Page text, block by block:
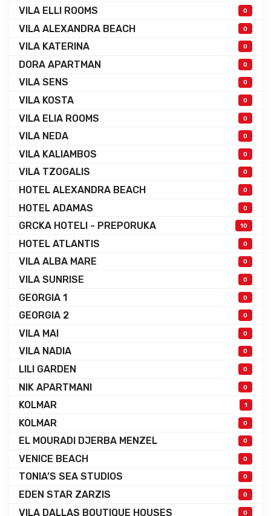
VILA ELLI ROOMS 0
VILA ALEXANDRA BEACH 0
VILA KATERINA 0
DORA APARTMAN 0
VILA SENS 0
VILA KOSTA 0
VILA ELIA ROOMS 0
VILA NEDA 0
VILA KALIAMBOS 0
VILA TZOGALIS 0
HOTEL ALEXANDRA BEACH 0
HOTEL ADAMAS 0
GRCKA HOTELI - PREPORUKA 10
HOTEL ATLANTIS 0
VILA ALBA MARE 0
VILA SUNRISE 0
GEORGIA 1 0
GEORGIA 2 0
VILA MAI 0
VILA NADIA 0
LILI GARDEN 0
NIK APARTMANI 0
KOLMAR 1
KOLMAR 0
EL MOURADI DJERBA MENZEL 0
VENICE BEACH 0
TONIA’S SEA STUDIOS 0
EDEN STAR ZARZIS 0
VILA DALLAS BOUTIQUE HOUSES 0